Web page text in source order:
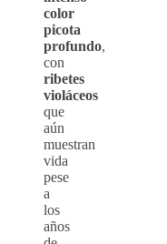
color
picota
profundo,
con
ribetes
violáceos
que
aún
muestran
vida
pese
a
los
años